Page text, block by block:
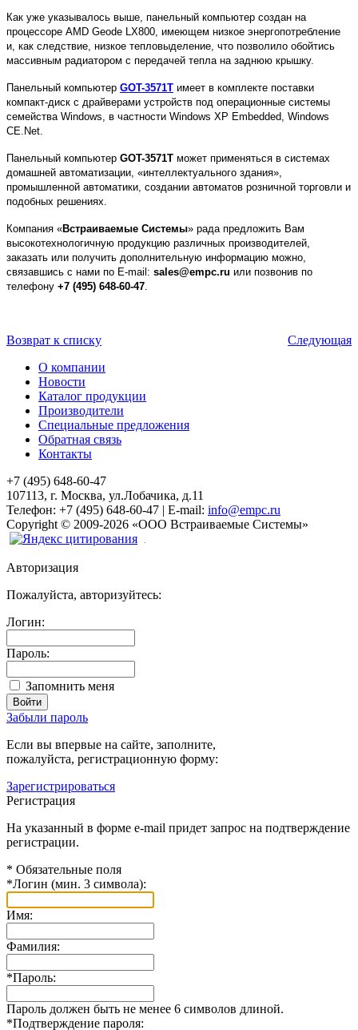
Как уже указывалось выше, панельный компьютер создан на
процессоре AMD Geode LX800, имеющем низкое энергопотребление
и, как следствие, низкое тепловыделение, что позволило обойтись
массивным радиатором с передачей тепла на заднюю крышку.
Панельный компьютер GOT-3571T имеет в комплекте поставки
компакт-диск с драйверами устройств под операционные системы
семейства Windows, в частности Windows XP Embedded, Windows
CE.Net.
Панельный компьютер GOT-3571T может применяться в системах
домашней автоматизации, «интеллектуального здания»,
промышленной автоматики, создании автоматов розничной торговли и
подобных решениях.
Компания «Встраиваемые Системы» рада предложить Вам
высокотехнологичную продукцию различных производителей,
заказать или получить дополнительную информацию можно,
связавшись с нами по E-mail: sales@empc.ru или позвонив по
телефону +7 (495) 648-60-47
Возврат к списку
Следующая
О компании
Новости
Каталог продукции
Производители
Специальные предложения
Обратная связь
Контакты
+7 (495) 648-60-47
107113, г. Москва, ул.Лобачика, д.11
Телефон: +7 (495) 648-60-47 | E-mail: info@empc.ru
Copyright © 2009-2026 «ООО Встраиваемые Системы»
Авторизация
Пожалуйста, авторизуйтесь:
Логин:
Пароль:
Запомнить меня
Забыли пароль
Если вы впервые на сайте, заполните,
пожалуйста, регистрационную форму:
Зарегистрироваться
Регистрация
На указанный в форме e-mail придет запрос на подтверждение
регистрации.
* Обязательные поля
*Логин (мин. 3 символа):
Имя:
Фамилия:
*Пароль:
Пароль должен быть не менее 6 символов длиной.
*Подтверждение пароля: